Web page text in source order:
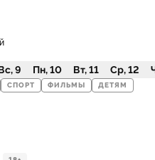
9 Пн, 10 Вт, 11 Ср, 12
СПОРТ ФИЛЬМЫ ДЕТЯМ